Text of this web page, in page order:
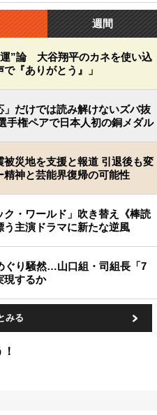
週間
”論 大谷翔平のカネを使い込
『ありがとう』」
だけでは読み解けないズバ抜
手権ペアで日本人初の銅メダル
災地を支援と報道 引退後も変
神と芸能界復帰の可能性
・ワールド」吹き替え《棒読
主演ドラマに新たな逆風
ぐり騒然…山口組・司組長「7
現するか
みる